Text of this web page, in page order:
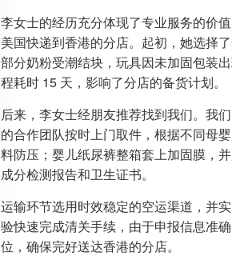
李女士的经历充分体现了专业服务的价
美国快递到香港的分店。起初，她选择
部分奶粉受潮结块，玩具因未加固包装
程耗时 15 天，影响了分店的备货计划。
后来，李女士经朋友推荐找到我们。我
的合作团队按时上门取件，根据不同母
料防压；婴儿纸尿裤整箱套上加固膜，
成分检测报告和卫生证书。
运输环节选用时效稳定的空运渠道，并
验快速完成清关手续，由于申报信息准
位，确保完好送达香港的分店。